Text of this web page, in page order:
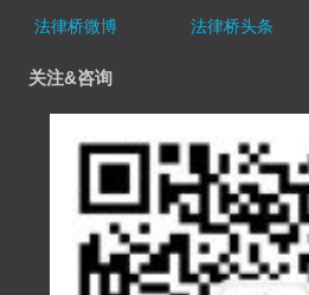
法律桥微博
法律桥头条
关注&咨询